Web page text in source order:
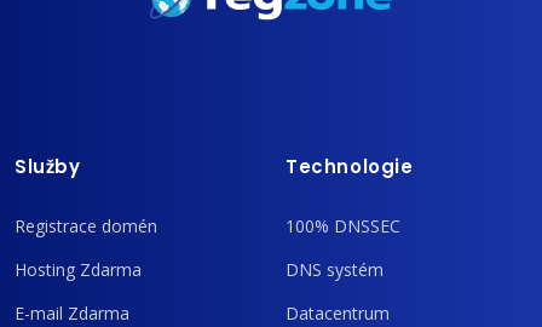
Služby
Registrace domén
Hosting Zdarma
E-mail Zdarma
Technologie
100% DNSSEC
DNS systém
Datacentrum